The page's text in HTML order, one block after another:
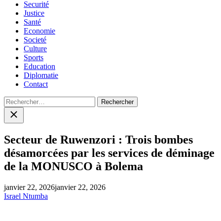
Securité
Justice
Santé
Economie
Societé
Culture
Sports
Education
Diplomatie
Contact
Rechercher :
Close
search
Secteur de Ruwenzori : Trois bombes
désamorcées par les services de déminage
de la MONUSCO à Bolema
janvier 22, 2026janvier 22, 2026
Israel Ntumba